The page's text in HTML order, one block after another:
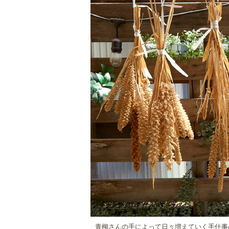
青柳さんの手によって日々増えていく手仕